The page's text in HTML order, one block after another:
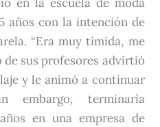
en la escuela de moda
años con la intención de
“Era muy tímida, me
de sus profesores advirtió
y le animó a continuar
embargo, terminaría
en una empresa de